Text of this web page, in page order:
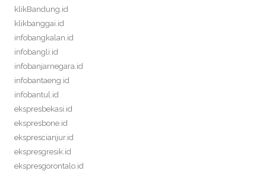
klikBandung.id
klikbanggai.id
infobangkalan.id
infobangli.id
infobanjarnegara.id
infobantaeng.id
infobantul.id
ekspresbekasi.id
ekspresbone.id
eksprescianjur.id
ekspresgresik.id
ekspresgorontalo.id